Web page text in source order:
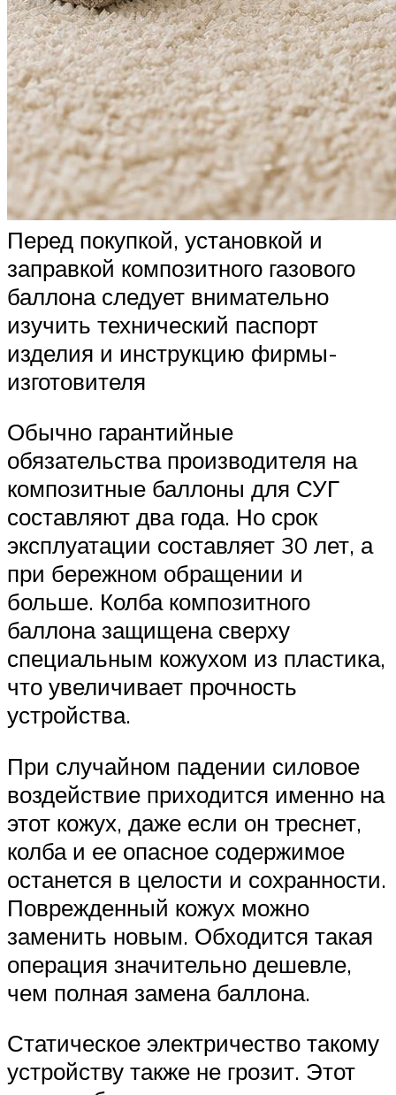
Перед покупкой, установкой и
заправкой композитного газового
баллона следует внимательно
изучить технический паспорт
изделия и инструкцию фирмы-
изготовителя
Обычно гарантийные
обязательства производителя на
композитные баллоны для СУГ
составляют два года. Но срок
эксплуатации составляет 30 лет, а
при бережном обращении и
больше. Колба композитного
баллона защищена сверху
специальным кожухом из пластика,
что увеличивает прочность
устройства.
При случайном падении силовое
воздействие приходится именно на
этот кожух, даже если он треснет,
колба и ее опасное содержимое
останется в целости и сохранности.
Поврежденный кожух можно
заменить новым. Обходится такая
операция значительно дешевле,
чем полная замена баллона.
Статическое электричество такому
устройству также не грозит. Этот